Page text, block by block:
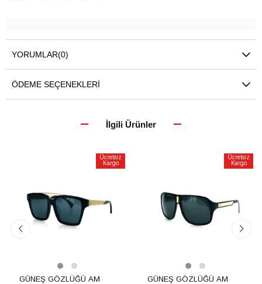
YORUMLAR(0)
ÖDEME SEÇENEKLERI
İlgili Ürünler
Ücretsiz
Kargo
GÜNEŞ GÖZLÜĞÜ AM
Ücretsiz
Kargo
GÜNEŞ GÖZLÜĞÜ AM